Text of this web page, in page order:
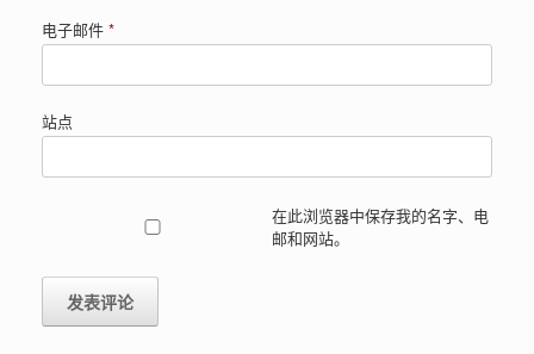
电子邮件 *
站点
在此浏览器中保存我的名字、电
邮和网站。